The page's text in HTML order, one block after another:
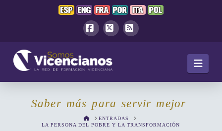
Saber más para servir mejor
HOMEENTRADAS
LA PERSONA DEL POBRE Y LA TRANSFORMACIÓN